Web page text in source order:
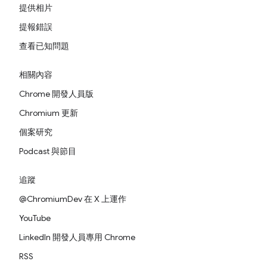
提供相片
提報錯誤
查看已知問題
相關內容
Chrome 開發人員版
Chromium 更新
個案研究
Podcast 與節目
追蹤
@ChromiumDev 在 X 上運作
YouTube
LinkedIn 開發人員專用 Chrome
RSS